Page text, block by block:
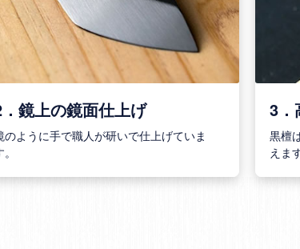
鏡上の鏡面仕上げ
のように手で職人が研いで仕上げていま
3．
黒檀
えま